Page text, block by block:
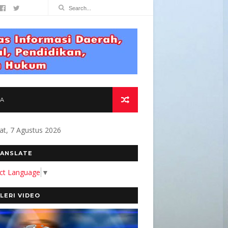
KAMI MEMBANGUN MEDIA
7 Agustus 2026
Language ▼
VIDEO